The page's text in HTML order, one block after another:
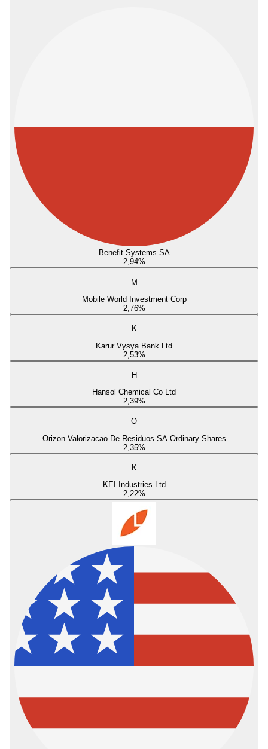
Benefit Systems SA
2,94%
M
Mobile World Investment Corp
2,76%
K
Karur Vysya Bank Ltd
2,53%
H
Hansol Chemical Co Ltd
2,39%
O
Orizon Valorizacao De Residuos SA Ordinary Shares
2,35%
K
KEI Industries Ltd
2,22%